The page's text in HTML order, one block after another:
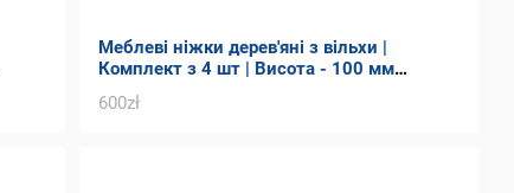
Меблеві ніжки дерев'яні з вільхи |
Комплект з 4 шт | Висота - 100 мм
Товщина - 90 мм
600zł